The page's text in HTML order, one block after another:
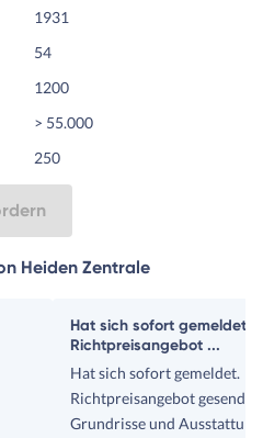
1931
54
1200
> 55.000
250
Heiden Zentrale
Hat sich sofort gemeldet.
Richtpreisangebot ...
Hat sich sofort gemeldet.
Richtpreisangebot gesendet.
Grundrisse und Ausstattung